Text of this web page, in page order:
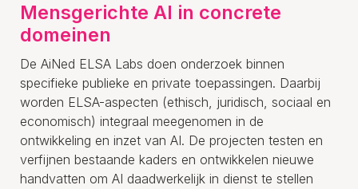
Mensgerichte AI in concrete
domeinen
De AiNed ELSA Labs doen onderzoek binnen
specifieke publieke en private toepassingen. Daarbij
worden ELSA-aspecten (ethisch, juridisch, sociaal en
economisch) integraal meegenomen in de
ontwikkeling en inzet van AI. De projecten testen en
verfijnen bestaande kaders en ontwikkelen nieuwe
handvatten om AI daadwerkelijk in dienst te stellen